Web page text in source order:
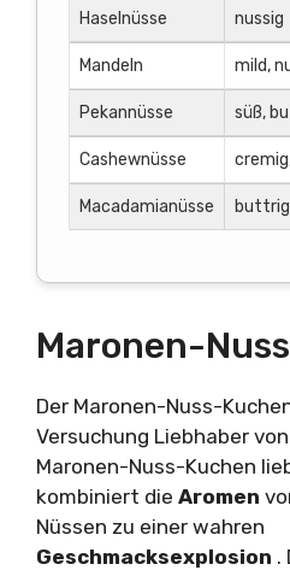
Haselnüsse nussig
Mandeln mild,
Pekannüsse süß,
Cashewnüsse
Macadamianüsse
Maronen-
Der Maronen-Nuss-
Versuchung Liebhaber
Maronen-Nuss-Kuchen
kombiniert die Aromen
Nüssen zu einer wahren
Geschmacksexplosion .